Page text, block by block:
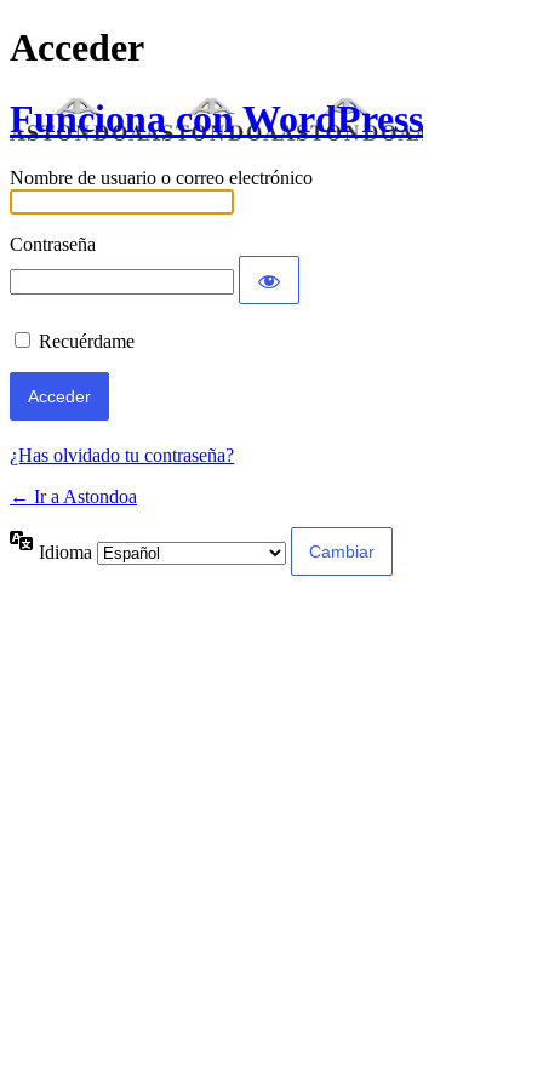
Acceder
Funciona con WordPress
Nombre de usuario o correo electrónico
Contraseña
Recuérdame
¿Has olvidado tu contraseña?
← Ir a Astondoa
Idioma